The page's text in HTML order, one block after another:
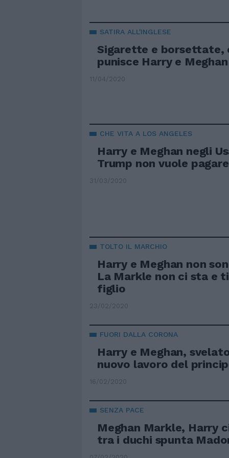
SATIRA ALL'INGLESE
Sigarette e borsettate,
punisce Harry e Meghan
11/04/2020
CHE VITA A LOS ANGELES
Harry e Meghan negli
Trump non vuole pagare
31/03/2020
TOLTO IL MARCHIO
Harry e Meghan non
La Markle non ci sta e
figlio
23/02/2020
FUORI DALLA CORONA
Harry e Meghan,
nuovo lavoro del
16/02/2020
SENZA PACE
Meghan Markle, Harry
tra i duchi spunta